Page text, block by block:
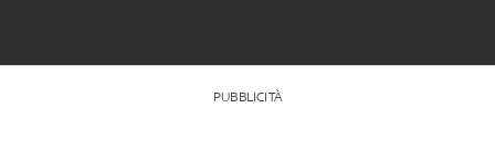
PUBBLICITÀ